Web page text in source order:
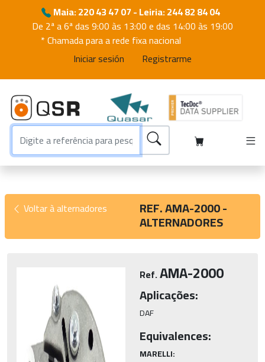
Maia: 220 43 47 07 - Leiria: 244 82 84 04
De 2ª a 6ª das 9:00 às 13:00 e das 14:00 às 19:00
* Chamada para a rede fixa nacional
Iniciar sesión
Registrarme
Voltar à alternadores REF. AMA-2000 -
ALTERNADORES
Ref.AMA-2000
Aplicações:
DAF
Equivalences:
MARELLI: